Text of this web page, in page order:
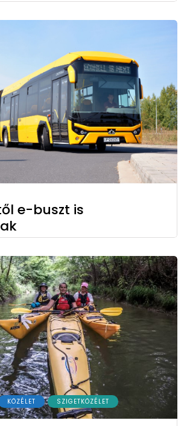
e-buszt is
KÖZÉLET SZIGETKÖZÉLET